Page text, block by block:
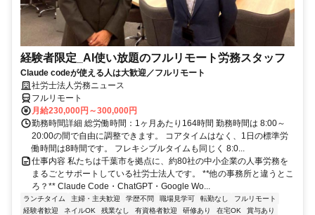
経験者限定_AI使い放題のフルリモート労務スタッフ
Claude codeが使える人は大歓迎／フルリモート
社労士法人労務ニュース
フルリモート
月給230,000円～300,000円
勤務時間詳細 総労働時間：1ヶ月あたり164時間 勤務時間は 8:00～
20:00の間で自由に調整できます。 コアタイムはなく、1日の標準労
働時間は8時間です。 フレキシブルタイムも同じく 8:0...
仕事内容 私たちは千葉市を拠点に、約80社の中小企業の人事労務を
まるごとサポートしている社労士法人です。 **他の事務所と違うとこ
ろ？** Claude Code・ChatGPT・Google Wo...
ランチタイム 主婦・主夫歓迎 学歴不問 職場見学可 転勤なし
フルリモート
経験者歓迎
ネイルOK 残業なし 有資格者歓迎 研修あり 在宅OK
賞与あり